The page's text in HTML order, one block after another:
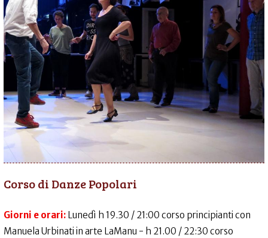
Corso di Danze Popolari
Giorni e orari: Lunedì h 19.30 / 21:00 corso principianti con
Manuela Urbinati in arte LaManu - h 21.00 / 22:30 corso